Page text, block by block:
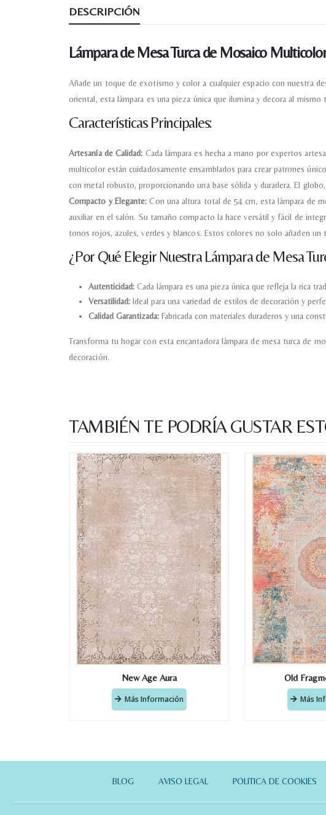
DESCRIPCIÓN
Lámpara de Mesa Turca de Mosaico
Añade un toque de exotismo y color a cualquier espacio con nuestra
oriental, esta lámpara es una pieza única que ilumina y decora al mismo
Características Principales:
Artesanía de Calidad: Cada lámpara es hecha a mano por expertos
multicolor están cuidadosamente ensamblados para crear patrones
con metal robusto, proporcionando una base sólida y duradera. El
Compacto y Elegante: Con una altura total de 54 cm, esta lámpara de
auxiliar en el salón. Su tamaño compacto la hace versátil y fácil de
tonos rojos, azules, verdes y blancos. Estos colores no solo añaden
¿Por Qué Elegir Nuestra Lámpara de Mesa
Autenticidad: Cada lámpara es una pieza única que refleja la rica
Versatilidad: Ideal para una variedad de estilos de decoración y
Calidad Garantizada: Fabricada con materiales duraderos y una
Transforma tu hogar con esta encantadora lámpara de mesa turca de
decoración.
TAMBIÉN TE PODRÍA GUSTAR
New Age Aura
Más Información
Old
Más
BLOG AVISO LEGAL POLITICA DE COOKIES